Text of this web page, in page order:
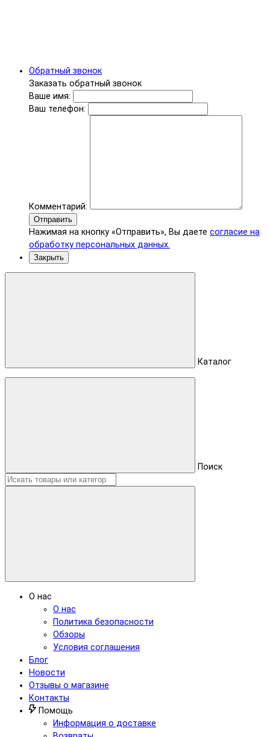
Обратный звонок
Заказать обратный звонок
Ваше имя:
Ваш телефон:
Комментарий:
Отправить
Нажимая на кнопку «Отправить», Вы даете согласие на
обработку персональных данных.
Закрыть
Каталог
Поиск
О нас
О нас
Политика безопасности
Обзоры
Условия соглашения
Блог
Новости
Отзывы о магазине
Контакты
Помощь
Информация о доставке